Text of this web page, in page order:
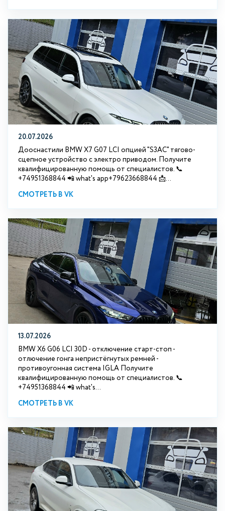
20.07.2026
Дооснастили BMW Х7 G07 LCI опцией "S3АС" тягово-
сцепное устройство с электро приводом. Получите
квалифицированную помощь от специалистов. 📞
+74951368844 📲 what's app+79623668844 📩...
СМОТРЕТЬ В VK
13.07.2026
BMW X6 G06 LCI 30D - отключение старт-стоп -
отлючение гонга непристёгнутых ремней -
противоугонная система IGLA Получите
квалифицированную помощь от специалистов. 📞
+74951368844 📲 what's...
СМОТРЕТЬ В VK